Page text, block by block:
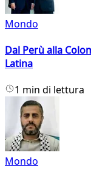
Mondo
Dal Perù alla
Latina
1 min di lettura
Mondo